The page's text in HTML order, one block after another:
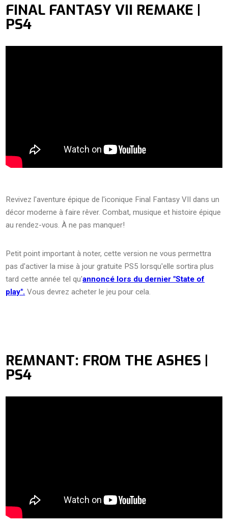
FINAL FANTASY VII REMAKE |
PS4
Revivez l'aventure épique de l'iconique Final Fantasy VII dans un
décor moderne à faire rêver. Combat, musique et histoire épique
au rendez-vous. À ne pas manquer!
Petit point important à noter, cette version ne vous permettra
pas d'activer la mise à jour gratuite PS5 lorsqu'elle sortira plus
tard cette année tel qu'annoncé lors du dernier "State of
play". Vous devrez acheter le jeu pour cela.
REMNANT: FROM THE ASHES |
PS4